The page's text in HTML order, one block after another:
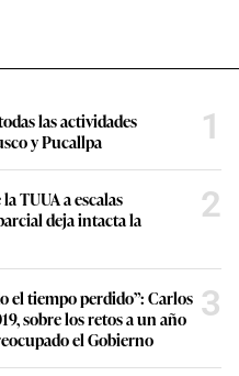
las actividades
y Pucallpa
1
TUUA a escalas
deja intacta la
2
el tiempo perdido”: Carlos
sobre los retos a un año
el Gobierno
3